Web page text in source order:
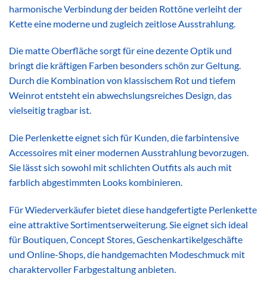
harmonische Verbindung der beiden Rottöne verleiht der
Kette eine moderne und zugleich zeitlose Ausstrahlung.
Die matte Oberfläche sorgt für eine dezente Optik und
bringt die kräftigen Farben besonders schön zur Geltung.
Durch die Kombination von klassischem Rot und tiefem
Weinrot entsteht ein abwechslungsreiches Design, das
vielseitig tragbar ist.
Die Perlenkette eignet sich für Kunden, die farbintensive
Accessoires mit einer modernen Ausstrahlung bevorzugen.
Sie lässt sich sowohl mit schlichten Outfits als auch mit
farblich abgestimmten Looks kombinieren.
Für Wiederverkäufer bietet diese handgefertigte Perlenkette
eine attraktive Sortimentserweiterung. Sie eignet sich ideal
für Boutiquen, Concept Stores, Geschenkartikelgeschäfte
und Online-Shops, die handgemachten Modeschmuck mit
charaktervoller Farbgestaltung anbieten.